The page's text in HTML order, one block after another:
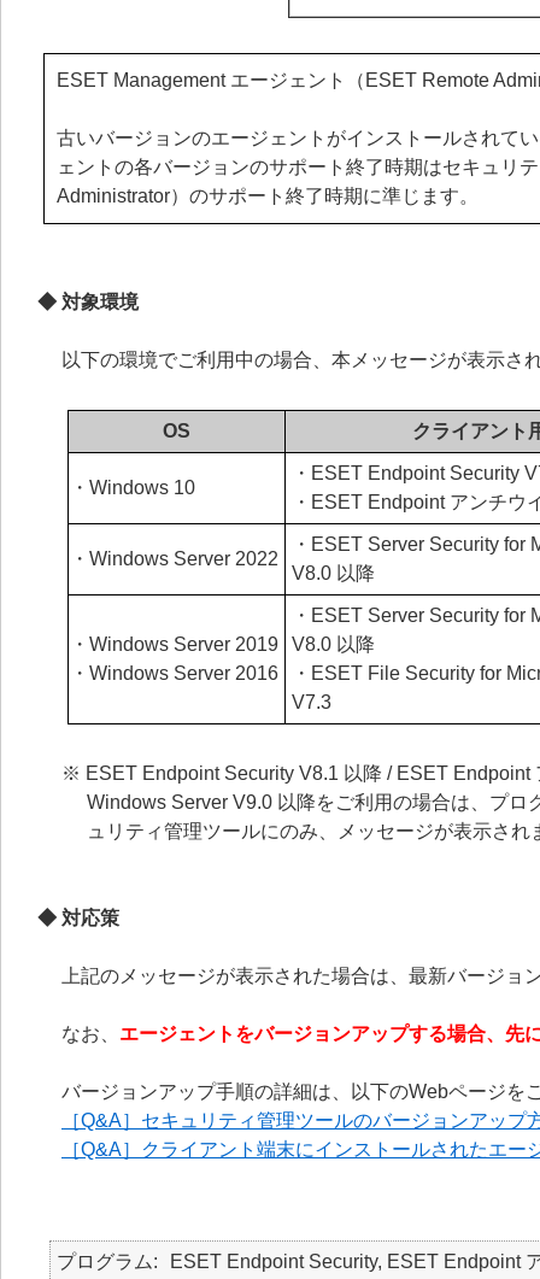
ESET Management エージェント（ESET Remote
古いバージョンのエージェントがインストールされて
ェントの各バージョンのサポート終了時期はセキュリ
Administrator）のサポート終了時期に準じます。
◆ 対象環境
以下の環境でご利用中の場合、本メッセージが表示さ
OS クライアント
・Windows 10
・ESET Endpoint Security
・ESET Endpoint アンチウ
・Windows Server 2022
・ESET Server Security for
V8.0 以降
・Windows Server 2019
・Windows Server 2016
・ESET Server Security for
V8.0 以降
・ESET File Security for
V7.3
※ ESET Endpoint Security V8.1 以降 / ESET Endpoint
Windows Server V9.0 以降をご利用の場合は、プ
ュリティ管理ツールにのみ、メッセージが表示され
◆ 対応策
上記のメッセージが表示された場合は、最新バージ
なお、 エージェントをバージョンアップする場合、先
バージョンアップ手順の詳細は、以下のWebページを
［Q&A］セキュリティ管理ツールのバージョンアップ
［Q&A］クライアント端末にインストールされたエ
プログラム ESET Endpoint Security, ESET Endpoint